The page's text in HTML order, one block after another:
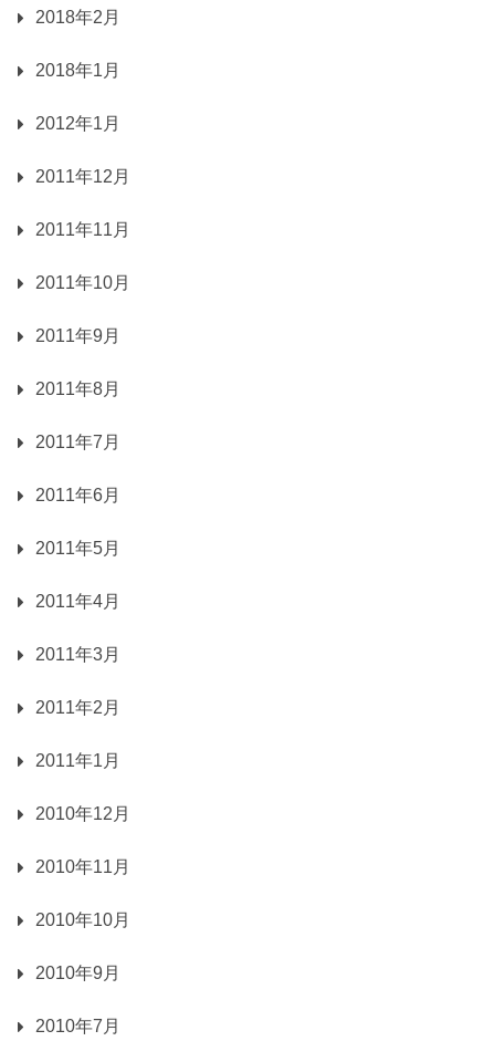
2018年2月
2018年1月
2012年1月
2011年12月
2011年11月
2011年10月
2011年9月
2011年8月
2011年7月
2011年6月
2011年5月
2011年4月
2011年3月
2011年2月
2011年1月
2010年12月
2010年11月
2010年10月
2010年9月
2010年7月